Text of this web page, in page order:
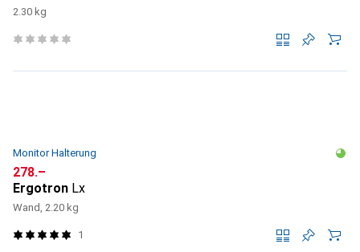
2.30 kg
Monitor Halterung
CHF
278.–
Ergotron Lx
Wand, 2.20 kg
1